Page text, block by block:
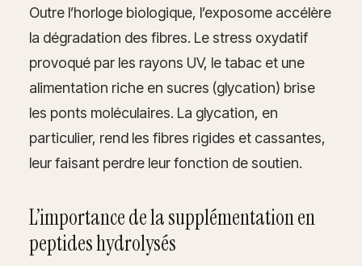
Outre l’horloge biologique, l’exposome accélère
la dégradation des fibres. Le stress oxydatif
provoqué par les rayons UV, le tabac et une
alimentation riche en sucres (glycation) brise
les ponts moléculaires. La glycation, en
particulier, rend les fibres rigides et cassantes,
leur faisant perdre leur fonction de soutien.
L’importance de la supplémentation en
peptides hydrolysés